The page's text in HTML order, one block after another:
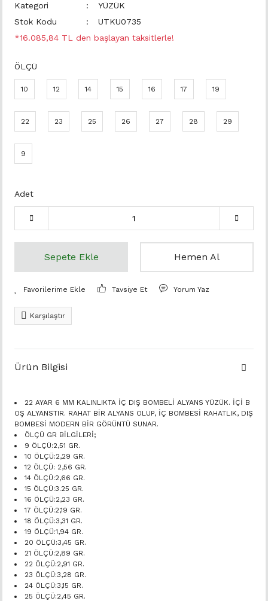
Kategori
YÜZÜK
Stok Kodu
UTKU0735
*16.085,84 TL den başlayan taksitlerle!
ÖLÇÜ
10 12 14 15 16 17 19
22 23 25 26 27 28 29
9
Adet
Sepete Ekle Hemen Al
Tavsiye Et Yorum Yaz
Karşılaştır
Ürün Bilgisi
22 AYAR 6 MM KALINLIKTA İÇ DIŞ BOMBELİ ALYANS YÜZÜK. İÇİ B
OŞ ALYANSTIR. RAHAT BİR ALYANS OLUP, İÇ BOMBESİ RAHATLIK, DIŞ
BOMBESİ MODERN BİR GÖRÜNTÜ SUNAR.
ÖLÇÜ GR BİLGİLERİ;
9 ÖLÇÜ:2,51 GR.
10 ÖLÇÜ:2,29 GR.
12 ÖLÇÜ: 2,56 GR.
14 ÖLÇÜ:2,66 GR.
15 ÖLÇÜ:3.25 GR.
16 ÖLÇÜ:2,23 GR.
17 ÖLÇÜ:2,19 GR.
18 ÖLÇÜ:3,31 GR.
19 ÖLÇÜ:1,94 GR.
20 ÖLÇÜ:3,45 GR.
21 ÖLÇÜ:2,89 GR.
22 ÖLÇÜ:2,91 GR.
23 ÖLÇÜ:3,28 GR.
24 ÖLÇÜ:3,15 GR.
25 ÖLÇÜ:2,45 GR.